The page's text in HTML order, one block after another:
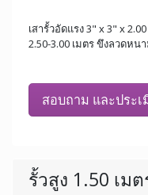
เสารั้วอัดแรง 3" x 3" x
2.50-3.00 เมตร ขึงลวดหน
สอบถาม และประเ
รั้วสูง 1.50 เม